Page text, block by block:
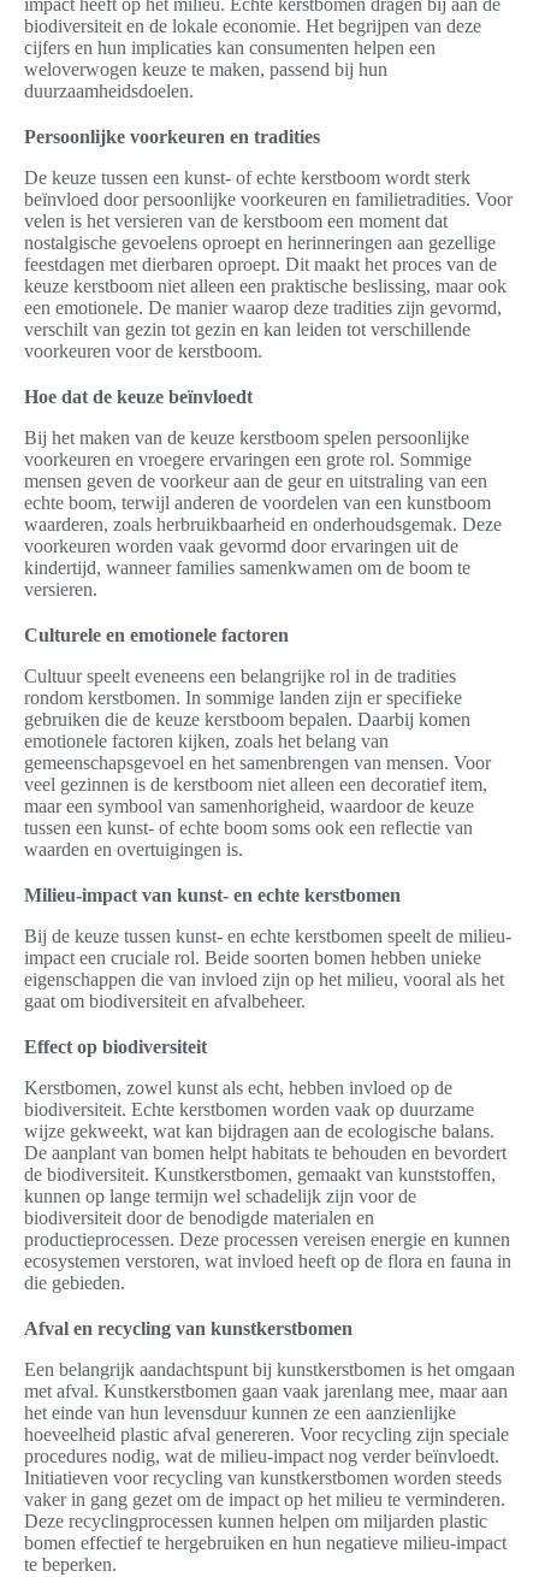
impact heeft op het milieu. Echte kerstbomen dragen bij aan de
biodiversiteit en de lokale economie. Het begrijpen van deze
cijfers en hun implicaties kan consumenten helpen een
weloverwogen keuze te maken, passend bij hun
duurzaamheidsdoelen.
Persoonlijke voorkeuren en tradities
De keuze tussen een kunst- of echte kerstboom wordt sterk
beïnvloed door persoonlijke voorkeuren en familietradities. Voor
velen is het versieren van de kerstboom een moment dat
nostalgische gevoelens oproept en herinneringen aan gezellige
feestdagen met dierbaren oproept. Dit maakt het proces van de
keuze kerstboom niet alleen een praktische beslissing, maar ook
een emotionele. De manier waarop deze tradities zijn gevormd,
verschilt van gezin tot gezin en kan leiden tot verschillende
voorkeuren voor de kerstboom.
Hoe dat de keuze beïnvloedt
Bij het maken van de keuze kerstboom spelen persoonlijke
voorkeuren en vroegere ervaringen een grote rol. Sommige
mensen geven de voorkeur aan de geur en uitstraling van een
echte boom, terwijl anderen de voordelen van een kunstboom
waarderen, zoals herbruikbaarheid en onderhoudsgemak. Deze
voorkeuren worden vaak gevormd door ervaringen uit de
kindertijd, wanneer families samenkwamen om de boom te
versieren.
Culturele en emotionele factoren
Cultuur speelt eveneens een belangrijke rol in de tradities
rondom kerstbomen. In sommige landen zijn er specifieke
gebruiken die de keuze kerstboom bepalen. Daarbij komen
emotionele factoren kijken, zoals het belang van
gemeenschapsgevoel en het samenbrengen van mensen. Voor
veel gezinnen is de kerstboom niet alleen een decoratief item,
maar een symbool van samenhorigheid, waardoor de keuze
tussen een kunst- of echte boom soms ook een reflectie van
waarden en overtuigingen is.
Milieu-impact van kunst- en echte kerstbomen
Bij de keuze tussen kunst- en echte kerstbomen speelt de milieu-
impact een cruciale rol. Beide soorten bomen hebben unieke
eigenschappen die van invloed zijn op het milieu, vooral als het
gaat om biodiversiteit en afvalbeheer.
Effect op biodiversiteit
Kerstbomen, zowel kunst als echt, hebben invloed op de
biodiversiteit. Echte kerstbomen worden vaak op duurzame
wijze gekweekt, wat kan bijdragen aan de ecologische balans.
De aanplant van bomen helpt habitats te behouden en bevordert
de biodiversiteit. Kunstkerstbomen, gemaakt van kunststoffen,
kunnen op lange termijn wel schadelijk zijn voor de
biodiversiteit door de benodigde materialen en
productieprocessen. Deze processen vereisen energie en kunnen
ecosystemen verstoren, wat invloed heeft op de flora en fauna in
die gebieden.
Afval en recycling van kunstkerstbomen
Een belangrijk aandachtspunt bij kunstkerstbomen is het omgaan
met afval. Kunstkerstbomen gaan vaak jarenlang mee, maar aan
het einde van hun levensduur kunnen ze een aanzienlijke
hoeveelheid plastic afval genereren. Voor recycling zijn speciale
procedures nodig, wat de milieu-impact nog verder beïnvloedt.
Initiatieven voor recycling van kunstkerstbomen worden steeds
vaker in gang gezet om de impact op het milieu te verminderen.
Deze recyclingprocessen kunnen helpen om miljarden plastic
bomen effectief te hergebruiken en hun negatieve milieu-impact
te beperken.